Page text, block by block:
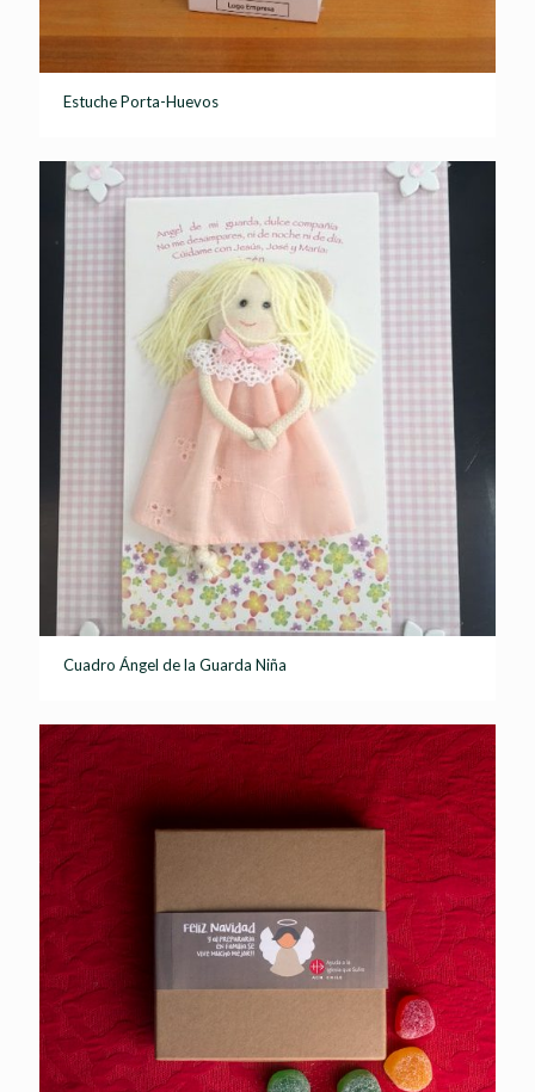
Estuche Porta-Huevos
Cuadro Ángel de la Guarda Niña